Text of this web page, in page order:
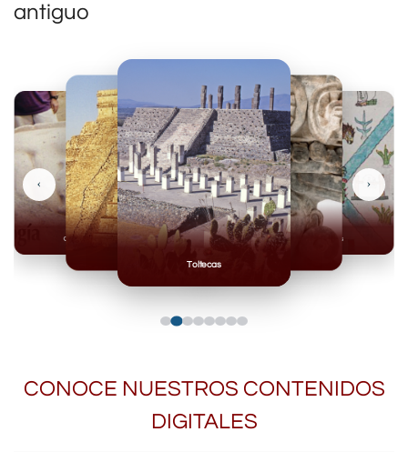
antiguo
Toltecas
Mexicas
Olmecas
‹ ›
CONOCE NUESTROS CONTENIDOS
DIGITALES